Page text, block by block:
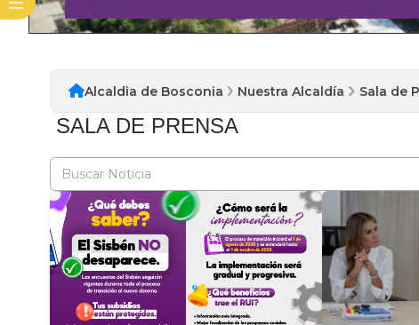
Alcaldia de Bosconia Nuestra Alcaldía Sala de
SALA DE PRENSA